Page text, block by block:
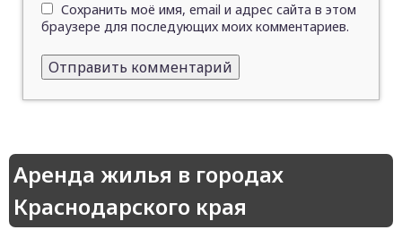
Сохранить моё имя, email и адрес сайта в этом
браузере для последующих моих комментариев.
Аренда жилья в городах
Краснодарского края